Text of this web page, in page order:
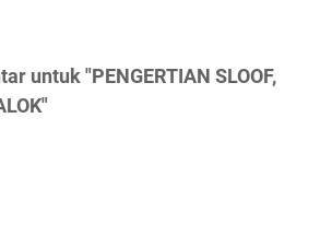
untuk "PENGERTIAN SLOOF,